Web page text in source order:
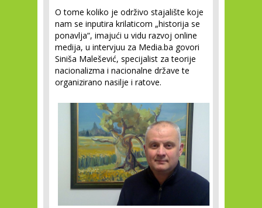
O tome koliko je održivo stajalište koje
nam se inputira krilaticom „historija se
ponavlja“, imajući u vidu razvoj online
medija, u intervjuu za Media.ba govori
Siniša Malešević, specijalist za teorije
nacionalizma i nacionalne države te
organizirano nasilje i ratove.